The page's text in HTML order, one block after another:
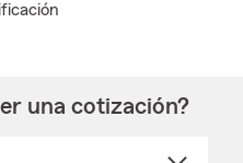
una cotización?